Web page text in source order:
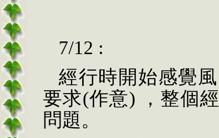
7/12 :
經行時開始感覺
要求(作意) ，整個
問題。